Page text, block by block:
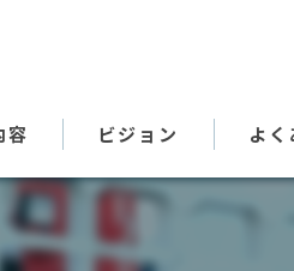
容 ビジョン よ